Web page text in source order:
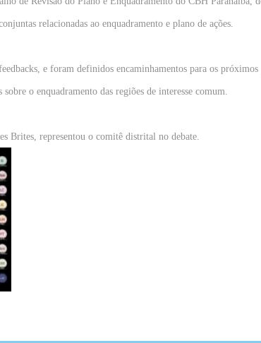
relacionadas ao enquadramento e plano de ações.
e foram definidos encaminhamentos para os
o enquadramento das regiões de interesse comum.
Brites, representou o comitê distrital no debate.